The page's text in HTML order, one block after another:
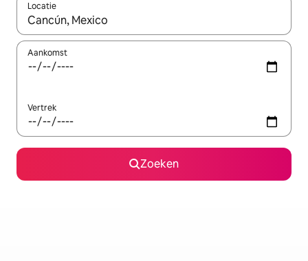
Locatie
Wanneer er resultaten beschikbaar zijn, maak je een keuze
Aankomst
Vertrek
Zoeken